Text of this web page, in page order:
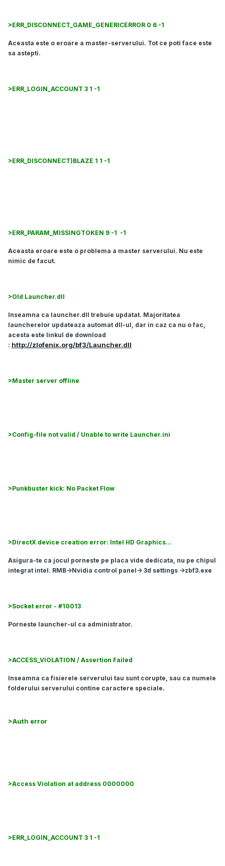
>ERR_DISCONNECT_GAME_GENERICERROR 0 6 -1
Aceasta este o eroare a master-serverului. Tot ce poti face este
sa astepti.
>ERR_LOGIN_ACCOUNT 3 1 -1
>ERR_DISCONNECT)BLAZE 1 1 -1
>ERR_PARAM_MISSINGTOKEN 9 -1 -1
Aceasta eroare este o problema a master serverului. Nu este
nimic de facut.
>Old Launcher.dll
Inseamna ca launcher.dll trebuie updatat. Majoritatea
launcherelor updateaza automat dll-ul, dar in caz ca nu o fac,
acesta este linkul de download
: http://zlofenix.org/bf3/Launcher.dll
>Master server offline
>Config-file not valid / Unable to write Launcher.ini
>Punkbuster kick: No Packet Flow
>DirectX device creation error: Intel HD Graphics...
Asigura-te ca jocul porneste pe placa vide dedicata, nu pe chipul
integrat intel. RMB->Nvidia control panel-> 3d settings ->zbf3.exe
>Socket error - #10013
Porneste launcher-ul ca administrator.
>ACCESS_VIOLATION / Assertion Failed
Inseamna ca fisierele serverului tau sunt corupte, sau ca numele
folderului serverului contine caractere speciale.
>Auth error
>Access Violation at address 0000000
>ERR_LOGIN_ACCOUNT 3 1 -1